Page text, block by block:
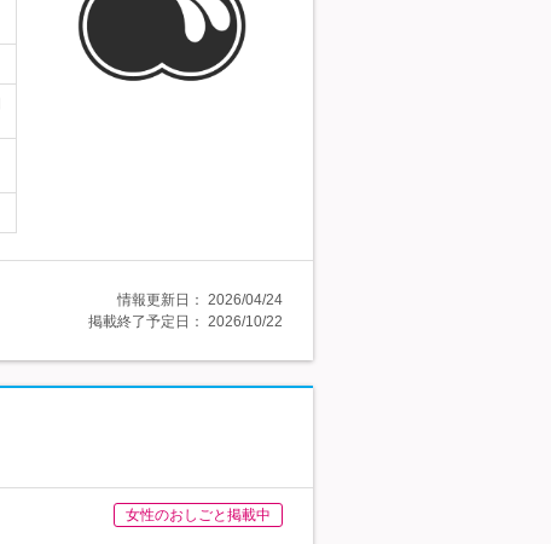
情報更新日： 2026/04/24
掲載終了予定日： 2026/10/22
女性のおしごと掲載中